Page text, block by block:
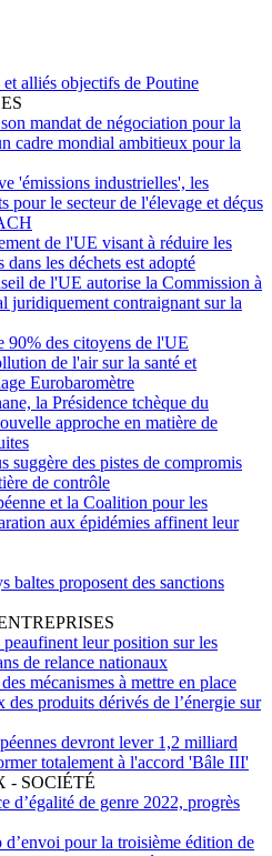
alliés objectifs de Poutine
mandat de négociation pour la
cadre mondial ambitieux pour la
'émissions industrielles', les
pour le secteur de l'élevage et déçus
de l'UE visant à réduire les
les déchets est adopté
de l'UE autorise la Commission à
juridiquement contraignant sur la
90% des citoyens de l'UE
de l'air sur la santé et
Eurobaromètre
la Présidence tchèque du
approche en matière de
des pistes de compromis
de contrôle
et la Coalition pour les
aux épidémies affinent leur
baltes proposent des sanctions
peaufinent leur position sur les
de relance nationaux
mécanismes à mettre en place
produits dérivés de l’énergie sur
devront lever 1,2 milliard
totalement à l'accord 'Bâle III'
- SOCIÉTÉ
d’égalité de genre 2022, progrès
d’envoi pour la troisième édition de